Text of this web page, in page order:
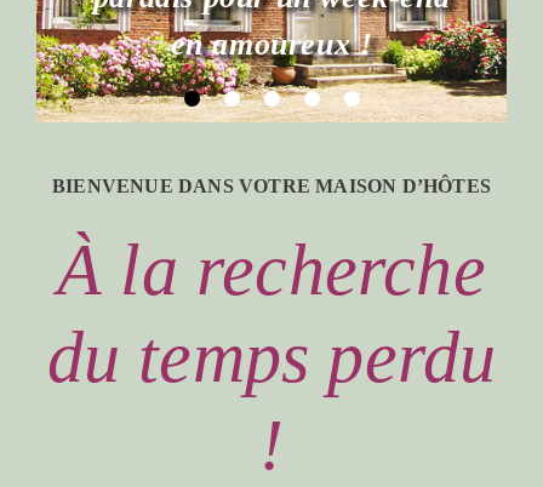
BIENVENUE DANS VOTRE MAISON D’HÔTES
À la recherche
du temps perdu
!